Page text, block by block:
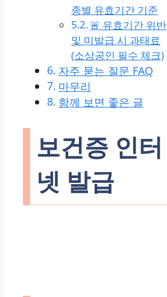
종별 유효기간 기준
🚨 유효기간 위반
및 미발급 시 과태료
(소상공인 필수 체크)
자주 묻는 질문 FAQ
마무리
함께 보면 좋은 글
보건증 인터
넷 발급